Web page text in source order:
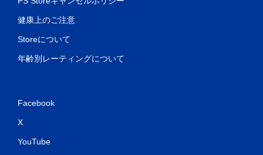
健康上のご注意
Storeについて
年齢別レーティングについて
Facebook
X
YouTube